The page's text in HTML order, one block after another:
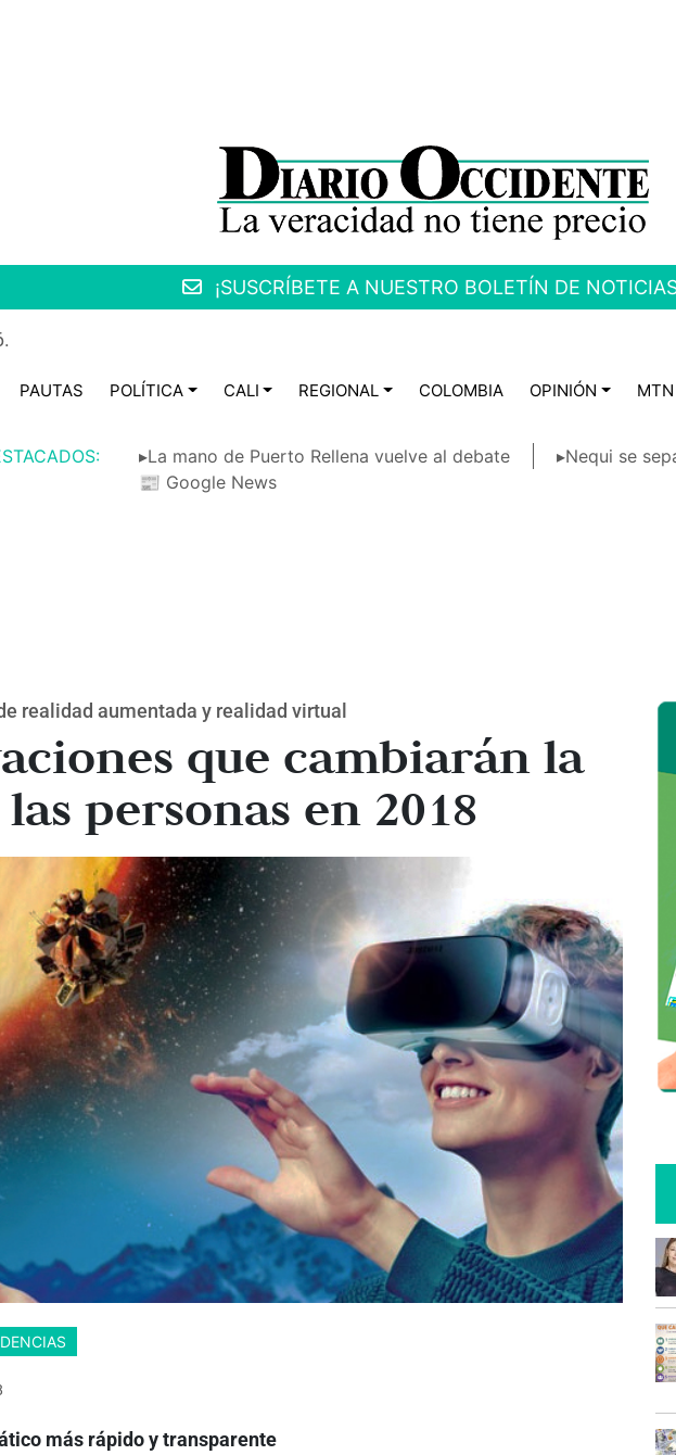
¡SUSCRÍBETE A NUESTRO BOLETÍN DE
PAUTAS POLÍTICA CALI REGIONAL COLOMBIA OPINIÓN MTN
▸La mano de Puerto Rellena vuelve al debate
▸Nequi se
📰 Google News
realidad aumentada y realidad virtual
que cambiarán la
personas en 2018
más rápido y transparente